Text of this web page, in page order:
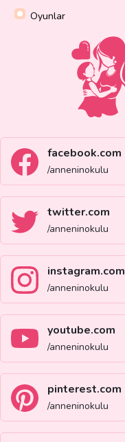
Oyunlar
facebook.com
/anneninokulu
twitter.com
/anneninokulu
instagram.com
/anneninokulu
youtube.com
/anneninokulu
pinterest.com
/anneninokulu